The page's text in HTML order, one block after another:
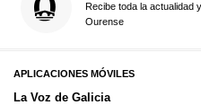
Recibe toda la actualidad
Ourense
APLICACIONES MÓVILES
La Voz de Galicia